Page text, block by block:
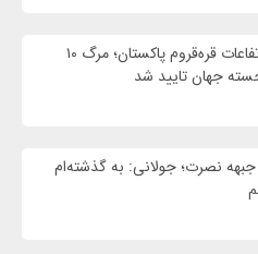
فاجعه در ارتفاعات قره‌قروم پاکستان؛ مرگ ۱۰
جهان تایید شد
جبهه نصرت؛ جولانی: به گذشته‌ام